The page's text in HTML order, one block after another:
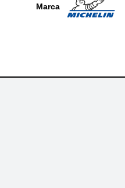
Marca